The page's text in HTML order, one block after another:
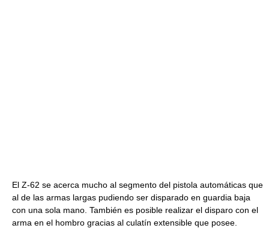
El Z-62 se acerca mucho al segmento del pistola automáticas que
al de las armas largas pudiendo ser disparado en guardia baja
con una sola mano. También es posible realizar el disparo con el
arma en el hombro gracias al culatín extensible que posee.